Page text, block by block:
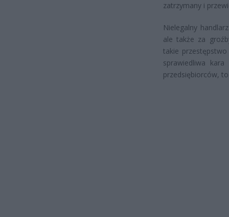
zatrzymany i
Nielegalny
ale także za
takie
sprawiedliwa
przedsiębiorców,